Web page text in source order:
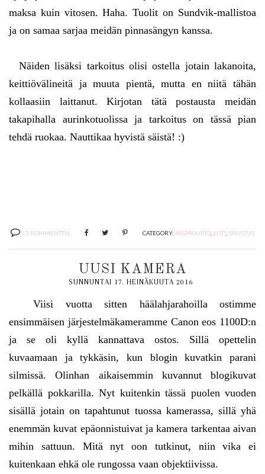
maksa kuin vitosen. Haha. Tuolit on Sundvik-mallistoa
ja on samaa sarjaa meidän pinnasängyn kanssa.
Näiden lisäksi tarkoitus olisi ostella jotain lakanoita,
keittiövälineitä ja muuta pientä, mutta en niitä tähän
kollaasiin laittanut. Kirjotan tätä postausta meidän
takapihalla aurinkotuolissa ja tarkoitus on tässä pian
tehdä ruokaa. Nauttikaa hyvistä säistä! :)
3 KOMMENTTIA CATEGORY: INSPIRAATIO, KOTI, SISUSTUS
UUSI KAMERA
SUNNUNTAI 17. HEINÄKUUTA 2016
Viisi vuotta sitten häälahjarahoilla ostimme
ensimmäisen järjestelmäkameramme Canon eos 1100D:n
ja se oli kyllä kannattava ostos. Sillä opettelin
kuvaamaan ja tykkäsin, kun blogin kuvatkin parani
silmissä. Olinhan aikaisemmin kuvannut blogikuvat
pelkällä pokkarilla. Nyt kuitenkin tässä puolen vuoden
sisällä jotain on tapahtunut tuossa kamerassa, sillä yhä
enemmän kuvat epäonnistuivat ja kamera tarkentaa aivan
mihin sattuun. Mitä nyt oon tutkinut, niin vika ei
kuitenkaan ehkä ole rungossa vaan objektiivissa.